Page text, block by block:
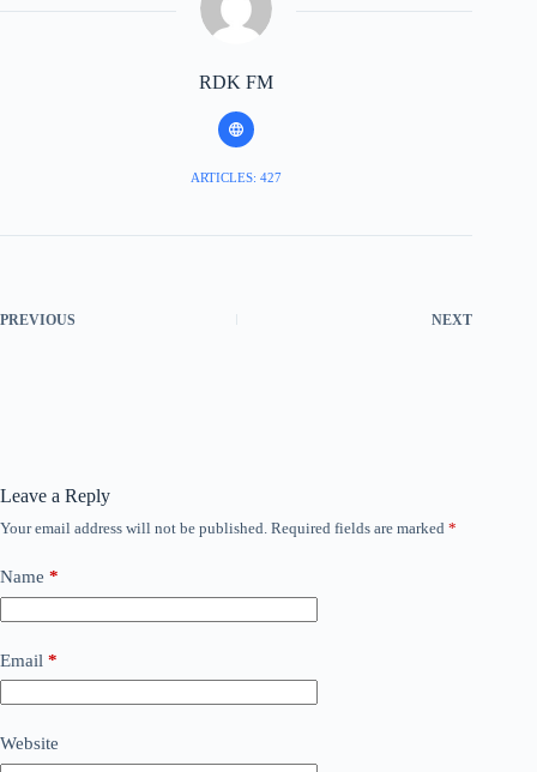
RDK FM
ARTICLES: 427
PREVIOUS NEXT
Leave a Reply
Your email address will not be published. Required fields are marked *
Name *
Email *
Website